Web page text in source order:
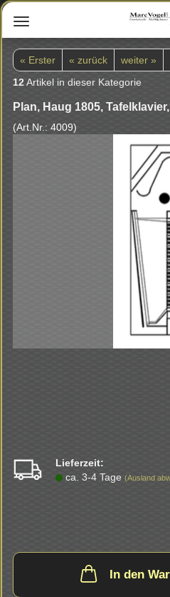
« Erster « zurück weiter »
12Artikel in dieser Kategorie
Plan, Haug 1805,
(Art.Nr.: 4009)
Lieferzeit:
ca. 3-4 Tage (Ausland
In den